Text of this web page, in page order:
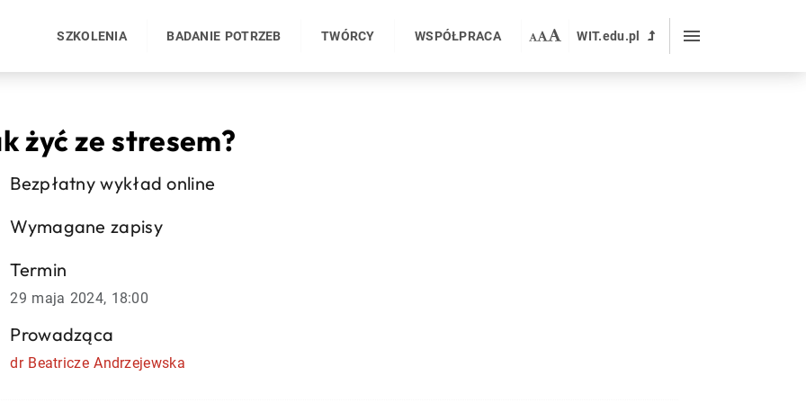
SZKOLENIA BADANIE POTRZEB TWÓRCY WSPÓŁPRACA WIT.edu.pl
żyć ze stresem?
Bezpłatny wykład online
Wymagane zapisy
Termin
29 maja 2024, 18:00
Prowadząca
dr Beatricze Andrzejewska